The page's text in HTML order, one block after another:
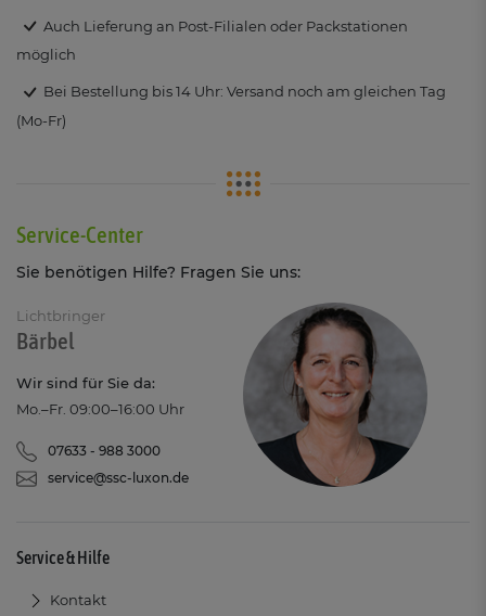
Auch Lieferung an Post-Filialen oder Packstationen
möglich
Bei Bestellung bis 14 Uhr: Versand noch am gleichen Tag
(Mo-Fr)
Service-Center
Sie benötigen Hilfe? Fragen Sie uns:
Lichtbringer
Bärbel
Wir sind für Sie da:
Mo.–Fr. 09:00–16:00 Uhr
07633 - 988 3000
service@ssc-luxon.de
Service & Hilfe
Kontakt